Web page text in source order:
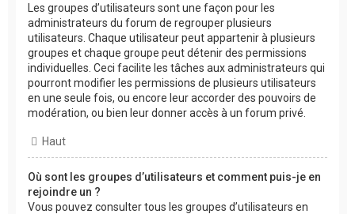
Les groupes d’utilisateurs sont une façon pour les
administrateurs du forum de regrouper plusieurs
utilisateurs. Chaque utilisateur peut appartenir à plusieurs
groupes et chaque groupe peut détenir des permissions
individuelles. Ceci facilite les tâches aux administrateurs qui
pourront modifier les permissions de plusieurs utilisateurs
en une seule fois, ou encore leur accorder des pouvoirs de
modération, ou bien leur donner accès à un forum privé.
Haut
Où sont les groupes d’utilisateurs et comment puis-je en
rejoindre un ?
Vous pouvez consulter tous les groupes d’utilisateurs en